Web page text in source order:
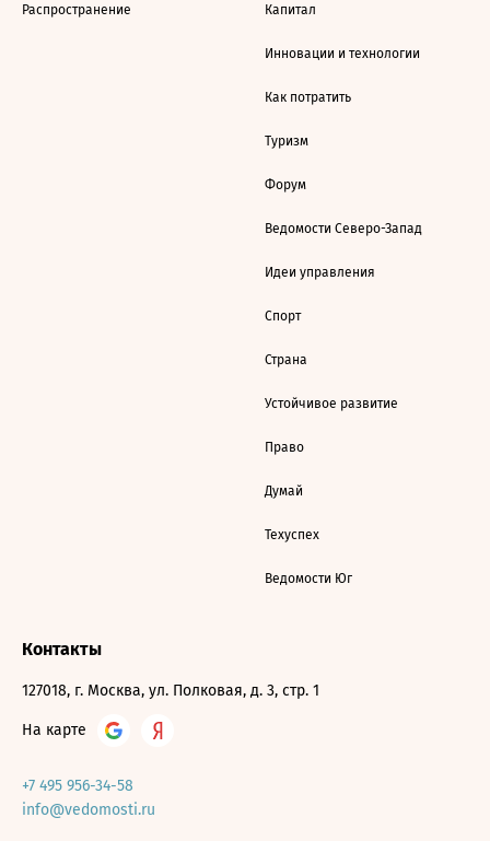
Распространение Капитал
Инновации и технологии
Как потратить
Туризм
Форум
Ведомости Северо-Запад
Идеи управления
Спорт
Страна
Устойчивое развитие
Право
Думай
Техуспех
Ведомости Юг
Контакты
127018, г. Москва, ул. Полковая, д. 3, стр. 1
На карте
+7 495 956-34-58
info@vedomosti.ru